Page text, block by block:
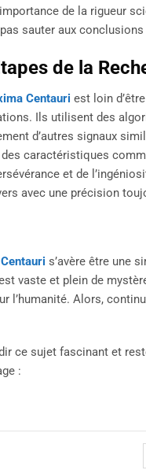
de la rigueur
sauter aux
de la
Centauri est loin
Ils utilisent des
d’autres signaux
caractéristiques
et de
avec une précision
s’avère être une
vaste et plein de
l’humanité. Alors,
ce sujet fascinant et
: